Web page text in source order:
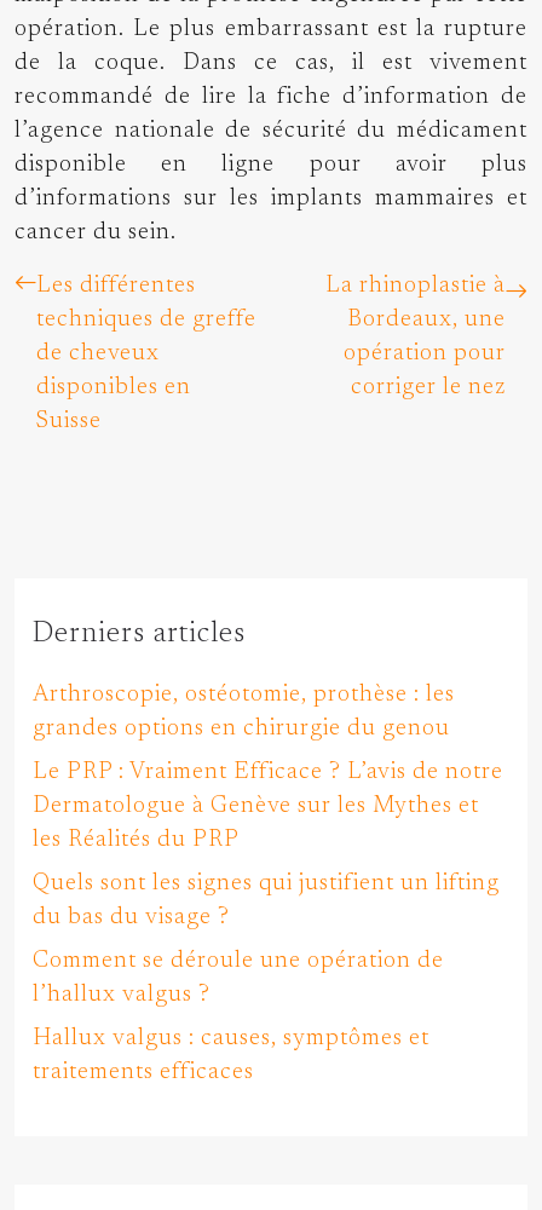
opération. Le plus embarrassant est la rupture
de la coque. Dans ce cas, il est vivement
recommandé de lire la fiche d’information de
l’agence nationale de sécurité du médicament
disponible en ligne pour avoir plus
d’informations sur les
implants mammaires et
cancer du sein.
Les différentes
techniques de greffe
de cheveux
disponibles en
Suisse
La rhinoplastie à
Bordeaux, une
opération pour
corriger le nez
Derniers articles
Arthroscopie, ostéotomie, prothèse : les
grandes options en chirurgie du genou
Le PRP : Vraiment Efficace ? L’avis de notre
Dermatologue à Genève sur les Mythes et
les Réalités du PRP
Quels sont les signes qui justifient un lifting
du bas du visage ?
Comment se déroule une opération de
l’hallux valgus ?
Hallux valgus : causes, symptômes et
traitements efficaces